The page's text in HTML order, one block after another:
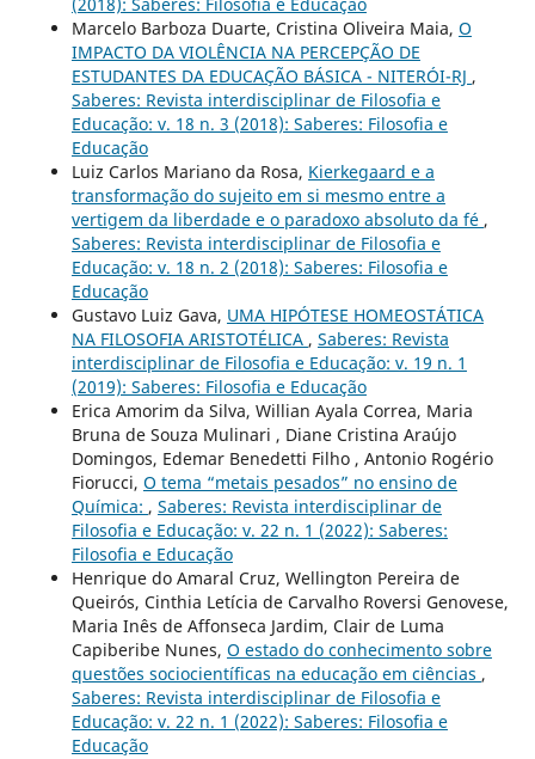
(2018): Saberes: Filosofia e Educação
Marcelo Barboza Duarte, Cristina Oliveira Maia, O
IMPACTO DA VIOLÊNCIA NA PERCEPÇÃO DE
ESTUDANTES DA EDUCAÇÃO BÁSICA - NITERÓI-RJ ,
Saberes: Revista interdisciplinar de Filosofia e
Educação: v. 18 n. 3 (2018): Saberes: Filosofia e
Educação
Luiz Carlos Mariano da Rosa, Kierkegaard e a
transformação do sujeito em si mesmo entre a
vertigem da liberdade e o paradoxo absoluto da fé ,
Saberes: Revista interdisciplinar de Filosofia e
Educação: v. 18 n. 2 (2018): Saberes: Filosofia e
Educação
Gustavo Luiz Gava, UMA HIPÓTESE HOMEOSTÁTICA
NA FILOSOFIA ARISTOTÉLICA , Saberes: Revista
interdisciplinar de Filosofia e Educação: v. 19 n. 1
(2019): Saberes: Filosofia e Educação
Erica Amorim da Silva, Willian Ayala Correa, Maria
Bruna de Souza Mulinari , Diane Cristina Araújo
Domingos, Edemar Benedetti Filho , Antonio Rogério
Fiorucci, O tema “metais pesados” no ensino de
Química: , Saberes: Revista interdisciplinar de
Filosofia e Educação: v. 22 n. 1 (2022): Saberes:
Filosofia e Educação
Henrique do Amaral Cruz, Wellington Pereira de
Queirós, Cinthia Letícia de Carvalho Roversi Genovese,
Maria Inês de Affonseca Jardim, Clair de Luma
Capiberibe Nunes, O estado do conhecimento sobre
questões sociocientíficas na educação em ciências ,
Saberes: Revista interdisciplinar de Filosofia e
Educação: v. 22 n. 1 (2022): Saberes: Filosofia e
Educação